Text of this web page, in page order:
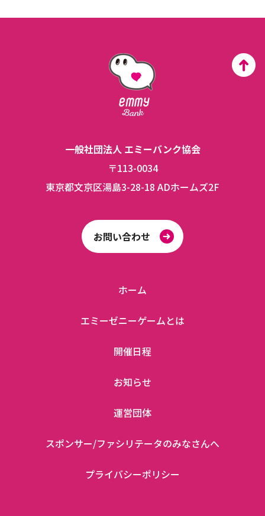
一般社団法人 エミーバンク協会
〒113-0034
東京都文京区湯島3-28-18 ADホームズ2F
お問い合わせ
ホーム
エミーゼニーゲームとは
開催日程
お知らせ
運営団体
スポンサー/ファシリテータのみなさんへ
プライバシーポリシー